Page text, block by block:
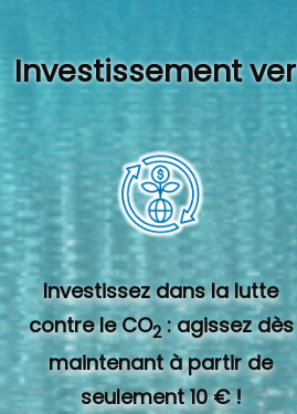
Investissement
Investissez dans la lutte
contre le CO2 : agissez dès
maintenant à partir de
seulement 10 € !